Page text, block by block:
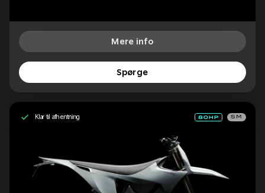
Mere info
Spørge
Klar til afhentning SM